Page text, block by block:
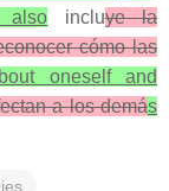
also incluye la
cómo las
oneself and
a los demás